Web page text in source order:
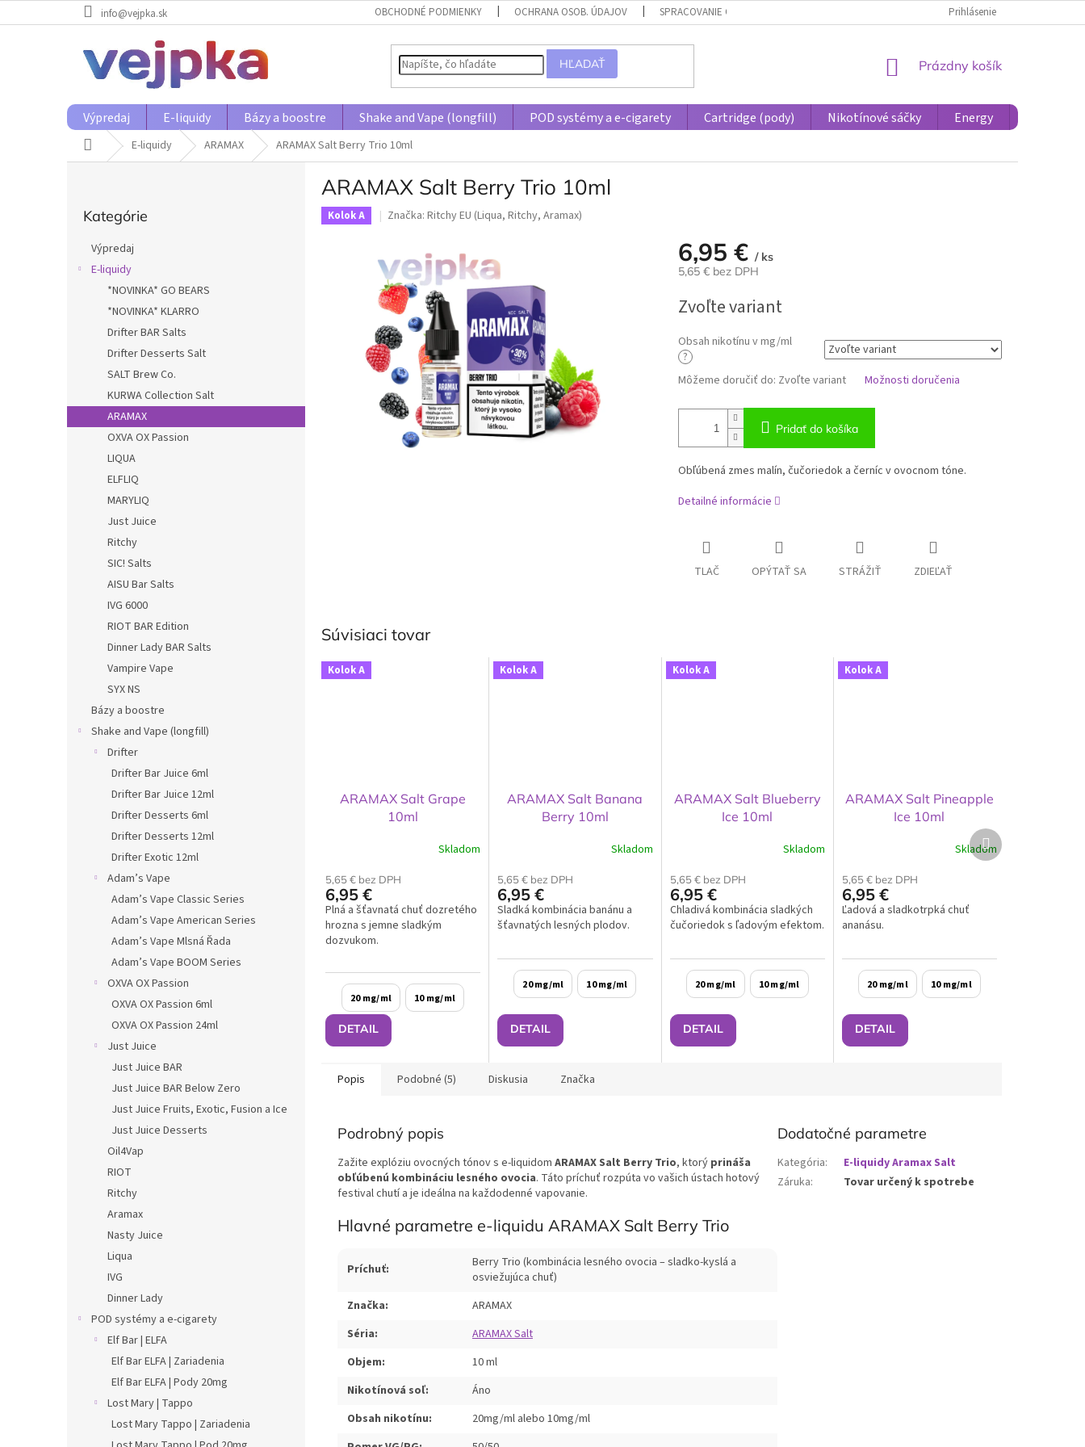
na
info@vejpka.sk OBCHODNÉ PODMIENKY OCHRANA OSOB. ÚDAJOV SPRACOVANIE OSOBNÝCH ÚDAJOV PRE ÚČASTNÍCKE KONTO REKLAMÁCIE A VRÁTENIE
Prihlásenie
HĽADAŤ
NÁKUPNÝ
Prázdny košík
Výpredaj E-liquidy Bázy a boostre Shake and Vape (longfill) POD systémy a e-cigarety Cartridge (pody) Nikotínové sáčky Energy
DomovE-liquidy ARAMAX ARAMAX Salt Berry Trio 10ml
kategórie
Kategórie
Výpredaj
E-liquidy
*NOVINKA* GO BEARS
*NOVINKA* KLARRO
Drifter BAR Salts
Drifter Desserts Salt
SALT Brew Co.
KURWA Collection Salt
ARAMAX
OXVA OX Passion
LIQUA
ELFLIQ
MARYLIQ
Just Juice
Ritchy
SIC! Salts
AISU Bar Salts
IVG 6000
RIOT BAR Edition
Dinner Lady BAR Salts
Vampire Vape
SYX NS
Bázy a boostre
Shake and Vape (longfill)
Drifter
Drifter Bar Juice 6ml
Drifter Bar Juice 12ml
Drifter Desserts 6ml
Drifter Desserts 12ml
Drifter Exotic 12ml
Adam’s Vape
Adam’s Vape Classic Series
Adam’s Vape American Series
Adam’s Vape Mlsná Řada
Adam’s Vape BOOM Series
OXVA OX Passion
OXVA OX Passion 6ml
OXVA OX Passion 24ml
Just Juice
Just Juice BAR
Just Juice BAR Below Zero
Just Juice Fruits, Exotic, Fusion a Ice
Just Juice Desserts
Oil4Vap
RIOT
Ritchy
Aramax
Nasty Juice
Liqua
IVG
Dinner Lady
POD systémy a e-cigarety
Elf Bar | ELFA
Elf Bar ELFA | Zariadenia
Elf Bar ELFA | Pody 20mg
Lost Mary | Tappo
Lost Mary Tappo | Zariadenia
ARAMAX Salt Berry Trio 10ml
Kolok A Značka: Ritchy EU (Liqua, Ritchy, Aramax)
6,95 € / ks
5,65 € bez DPH
cena:
Zvoľte variant
Obsah nikotínu v mg/ml
?
Môžeme doručiť do: Zvoľte variant Možnosti doručenia
Pridať do košíka
Obľúbená zmes malín, čučoriedok a černíc v ovocnom tóne.
Detailné informácie
TLAČ OPÝTAŤ SA STRÁŽIŤ ZDIEĽAŤ
Súvisiaci tovar
Kolok A
ARAMAX Salt Grape
10ml
Skladom
5,65 € bez DPH
6,95 €
DETAIL
Plná a šťavnatá chuť dozretého
hrozna s jemne sladkým
dozvukom.
20 mg/ml 10 mg/ml
Kolok A
ARAMAX Salt Banana
Berry 10ml
Skladom
5,65 € bez DPH
6,95 €
DETAIL
Sladká kombinácia banánu a
šťavnatých lesných plodov.
20 mg/ml 10 mg/ml
Kolok A
ARAMAX Salt Blueberry
Ice 10ml
Skladom
5,65 € bez DPH
6,95 €
DETAIL
Chladivá kombinácia sladkých
čučoriedok s ľadovým efektom.
20 mg/ml 10 mg/ml
Kolok A
ARAMAX Salt Pineapple
Ice 10ml
Skladom
5,65 € bez DPH
6,95 €
DETAIL
Ľadová a sladkotrpká chuť
ananásu.
20 mg/ml 10 mg/ml
Ďalší
produkt
Popis Podobné (5) Diskusia Značka
Podrobný popis
Zažite explóziu ovocných tónov s e-liquidom ARAMAX Salt Berry Trio, ktorý prináša
obľúbenú kombináciu lesného ovocia. Táto príchuť rozpúta vo vašich ústach hotový
festival chutí a je ideálna na každodenné vapovanie.
Hlavné parametre e-liquidu ARAMAX Salt Berry Trio
Príchuť:
Berry Trio (kombinácia lesného ovocia – sladko-kyslá a
osviežujúca chuť)
Značka:
ARAMAX
Séria:
ARAMAX Salt
Objem:
10 ml
Nikotínová soľ:
Áno
Obsah nikotínu:
20mg/ml alebo 10mg/ml
Dodatočné parametre
Kategória:
E-liquidy Aramax Salt
Záruka: Tovar určený k spotrebe